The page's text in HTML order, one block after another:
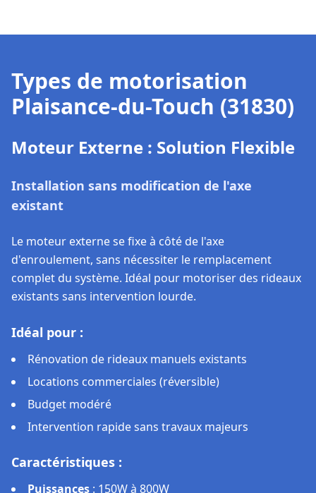
Types de motorisation
Plaisance-du-Touch (31830)
Moteur Externe : Solution Flexible
Installation sans modification de l'axe
existant
Le moteur externe se fixe à côté de l'axe
d'enroulement, sans nécessiter le remplacement
complet du système. Idéal pour motoriser des rideaux
existants sans intervention lourde.
Idéal pour :
Rénovation de rideaux manuels existants
Locations commerciales (réversible)
Budget modéré
Intervention rapide sans travaux majeurs
Caractéristiques :
Puissances : 150W à 800W